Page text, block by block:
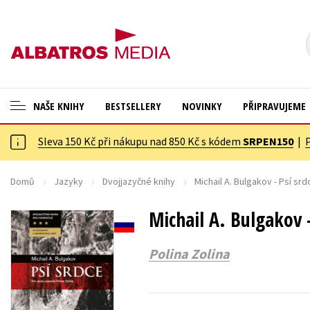
NAŠE KNIHY
ANGLICKÉ KNIHY -20 %
VÝPRODEJ -70 %
ASTERIX S DÁRKEM
🎁DÁRKOVÉ PUBLIKACE
✉️ DÁRKOVÉ POUKAZY
Cestování
Dárkové publikace
Digitální fotografie
Esoterika a duchovní svět
BESTSELLERY NOVINKY PŘIPRAVUJEME
Sleva 150 Kč při nákupu nad 850 Kč s kódem SRPEN150|
Domů Jazyky Dvojjazyčné knihy Michail A. Bulgakov - Psí
Michail A. Bulgakov
Polina Zolina